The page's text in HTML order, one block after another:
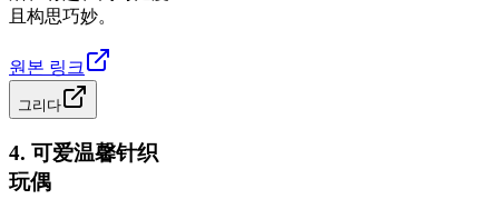
且构思巧妙。
원본 링크
그리다
4. 可爱温馨针织
玩偶